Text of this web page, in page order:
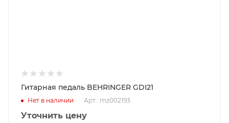
Гитарная педаль BEHRINGER GDI21
Нет в наличии Арт.: mz002193
Уточнить цену